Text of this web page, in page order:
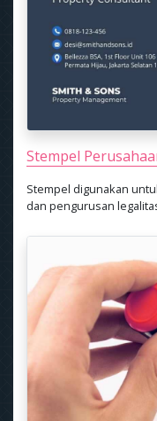
Stempel
Stempel digunakan
dan pengurusan